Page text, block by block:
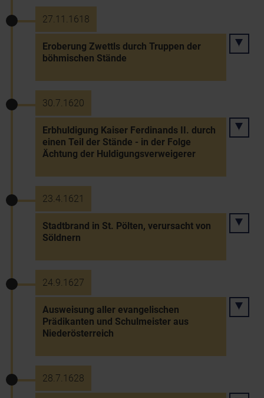
27.11.1618
Eroberung Zwettls durch Truppen der
böhmischen Stände
30.7.1620
Erbhuldigung Kaiser Ferdinands II. durch
einen Teil der Stände - in der Folge
Ächtung der Huldigungsverweigerer
23.4.1621
Stadtbrand in St. Pölten, verursacht von
Söldnern
24.9.1627
Ausweisung aller evangelischen
Prädikanten und Schulmeister aus
Niederösterreich
28.7.1628